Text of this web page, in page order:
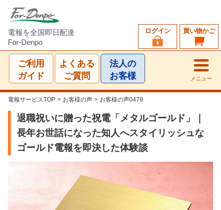
電報を全国即日配達
For-Denpo
買い物かご
ログイン
ご利用
ガイド
よくある
ご質問
法人の
お客様
メニュー
電報サービスTOP > お客様の声 > お客様の声0479
退職祝いに贈った祝電「メタルゴールド」｜
長年お世話になった知人へスタイリッシュな
ゴールド電報を即決した体験談